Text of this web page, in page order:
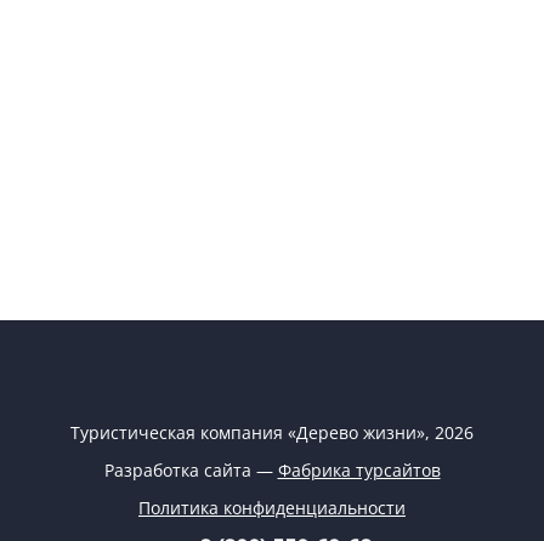
Туристическая компания «Дерево жизни», 2026
Разработка сайта — Фабрика турсайтов
Политика конфиденциальности